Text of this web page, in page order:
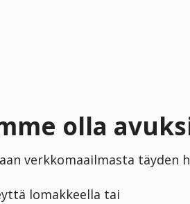
olla
verkkomaailmasta täyden
lomakkeella tai